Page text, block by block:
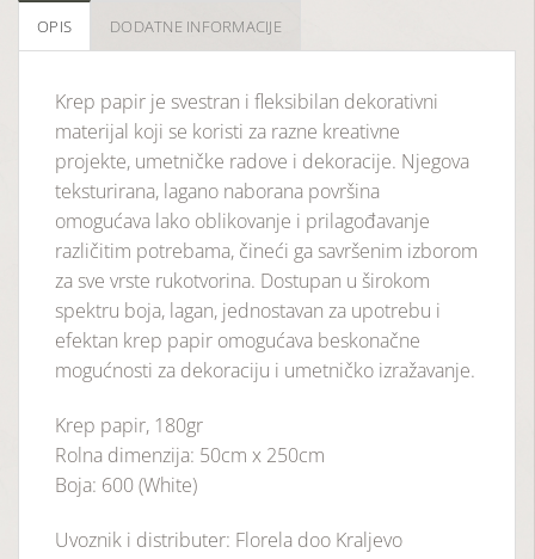
OPIS DODATNE INFORMACIJE
Krep papir je svestran i fleksibilan dekorativni
materijal koji se koristi za razne kreativne
projekte, umetničke radove i dekoracije. Njegova
teksturirana, lagano naborana površina
omogućava lako oblikovanje i prilagođavanje
različitim potrebama, čineći ga savršenim izborom
za sve vrste rukotvorina. Dostupan u širokom
spektru boja, lagan, jednostavan za upotrebu i
efektan krep papir omogućava beskonačne
mogućnosti za dekoraciju i umetničko izražavanje.
Krep papir, 180gr
Rolna dimenzija: 50cm x 250cm
Boja: 600 (White)
Uvoznik i distributer: Florela doo Kraljevo